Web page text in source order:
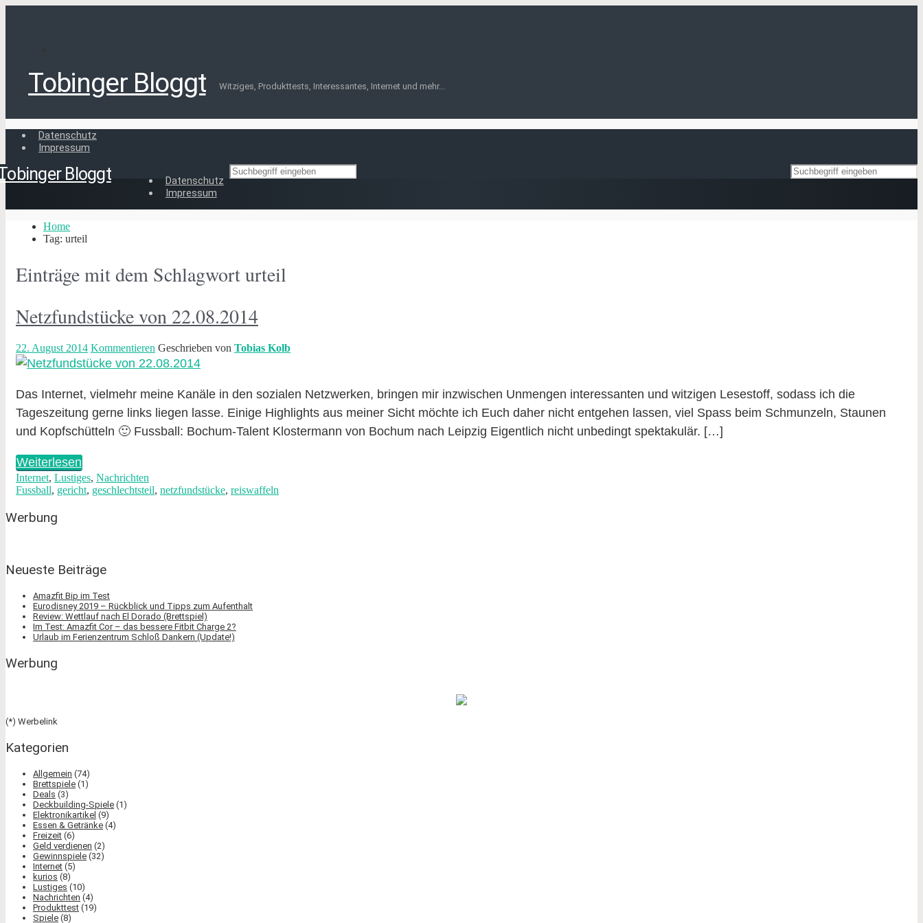
Tobinger Bloggt Witziges, Produkttests, Interessantes, Internet und mehr...
Datenschutz
Impressum
Bloggt
Datenschutz
Impressum
Home
Tag: urteil
Einträge mit dem Schlagworturteil
Netzfundstücke von 22.08.2014
22. August 2014 Kommentieren Geschrieben von Tobias Kolb
Das Internet, vielmehr meine Kanäle in den sozialen Netzwerken, bringen mir inzwischen Unmengen interessanten und witzigen Lesestoff, sodass ich die
Tageszeitung gerne links liegen lasse. Einige Highlights aus meiner Sicht möchte ich Euch daher nicht entgehen lassen, viel Spass beim Schmunzeln, Staunen
und Kopfschütteln 🙂 Fussball: Bochum-Talent Klostermann von Bochum nach Leipzig Eigentlich nicht unbedingt spektakulär. […]
Weiterlesen
Internet, Lustiges, Nachrichten
Fussball, gericht, geschlechtsteil, netzfundstücke, reiswaffeln
Werbung
Neueste Beiträge
Amazfit Bip im Test
Eurodisney 2019 – Rückblick und Tipps zum Aufenthalt
Review: Wettlauf nach El Dorado (Brettspiel)
Im Test: Amazfit Cor – das bessere Fitbit Charge 2?
Urlaub im Ferienzentrum Schloß Dankern (Update!)
Werbung
(*) Werbelink
Kategorien
Allgemein (74)
Brettspiele (1)
Deals (3)
Deckbuilding-Spiele (1)
Elektronikartikel (9)
Essen & Getränke (4)
Freizeit (6)
Geld verdienen (2)
Gewinnspiele (32)
Internet (5)
kurios (8)
Lustiges (10)
Nachrichten (4)
Produkttest (19)
Spiele (8)